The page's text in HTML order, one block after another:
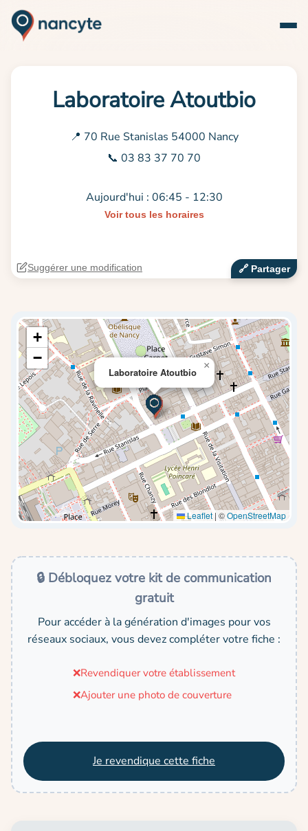
Laboratoire Atoutbio
📍 70 Rue Stanislas 54000 Nancy
📞 03 83 37 70 70
Aujourd'hui : 06:45 - 12:30
Voir tous les horaires
🔗‍️ Partager
Suggérer une modification
Laboratoire Atoutbio
×
+
−
Leaflet| ©OpenStreetMap
🔒 Débloquez votre kit de communication
gratuit
Pour accéder à la génération d'images pour vos
réseaux sociaux, vous devez compléter votre fiche :
❌Revendiquer votre établissement
❌Ajouter une photo de couverture
Je revendique cette fiche